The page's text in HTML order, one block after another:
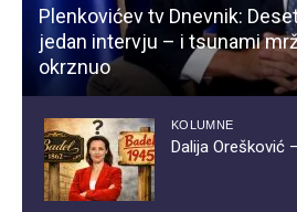
Plenkovićev tv Dnevnik:
jedan intervju – i tsunami
okrznuo
KOLUMNE
Dalija Orešković